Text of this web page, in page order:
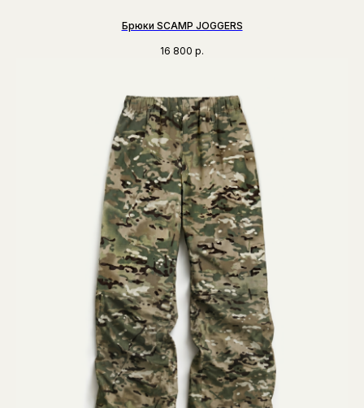
Брюки SCAMP JOGGERS
16 800 р.